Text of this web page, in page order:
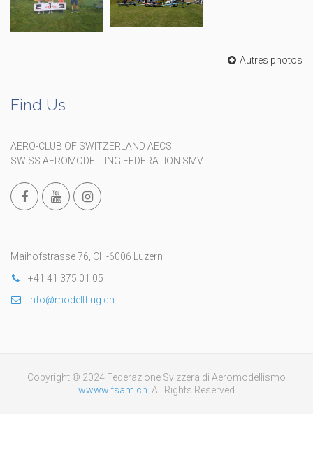
Autres photos
Find Us
AERO-CLUB OF SWITZERLAND AECS
SWISS AEROMODELLING FEDERATION SMV
Maihofstrasse 76, CH-6006 Luzern
+41 41 375 01 05
info@modellflug.ch
Copyright © 2024 Federazione Svizzera di Aeromodellismo
wwww.fsam.ch . All Rights Reserved